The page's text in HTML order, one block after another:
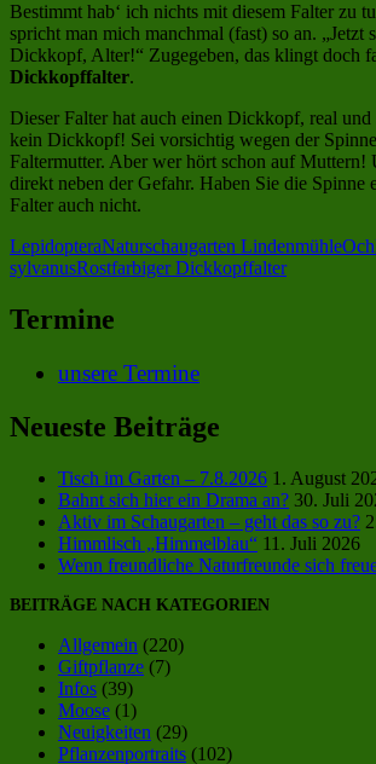
Bestimmt hab‘ ich nichts mit diesem Falter zu
spricht man mich manchmal (fast) so an. „Jetzt
Dickkopf, Alter!“ Zugegeben, das klingt doch
Dickkopffalter.
Dieser Falter hat auch einen Dickkopf, real
kein Dickkopf! Sei vorsichtig wegen der
Faltermutter. Aber wer hört schon auf Muttern!
direkt neben der Gefahr. Haben Sie die Spinne
Falter auch nicht.
LepidopteraNaturschaugarten Lindenmühle
sylvanusRostfarbiger Dickkopffalter
Termine
unsere Termine
Neueste Beiträge
Tisch im Garten – 7.8.2026 1. August
Bahnt sich hier ein Drama an? 30. Juli
Aktiv im Schaugarten – geht das so zu?
Himmlisch „Himmelblau“ 11. Juli 2026
Wenn freundliche Naturfreunde sich
BEITRÄGE NACH KATEGORIEN
Allgemein (220)
Giftpflanze (7)
Infos (39)
Moose (1)
Neuigkeiten (29)
Pflanzenportraits (102)